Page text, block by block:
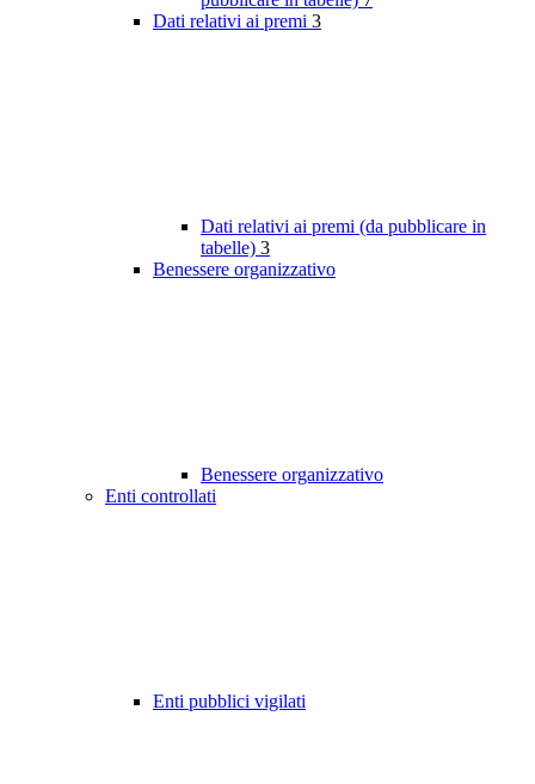
Dati relativi ai premi 3
Dati relativi ai premi (da pubblicare in
tabelle) 3
Benessere organizzativo
Benessere organizzativo
Enti controllati
Enti pubblici vigilati